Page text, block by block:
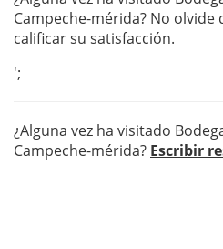
Campeche-mérida? No olvide
calificar su satisfacción.
';
¿Alguna vez ha visitado
Campeche-mérida? Escribir